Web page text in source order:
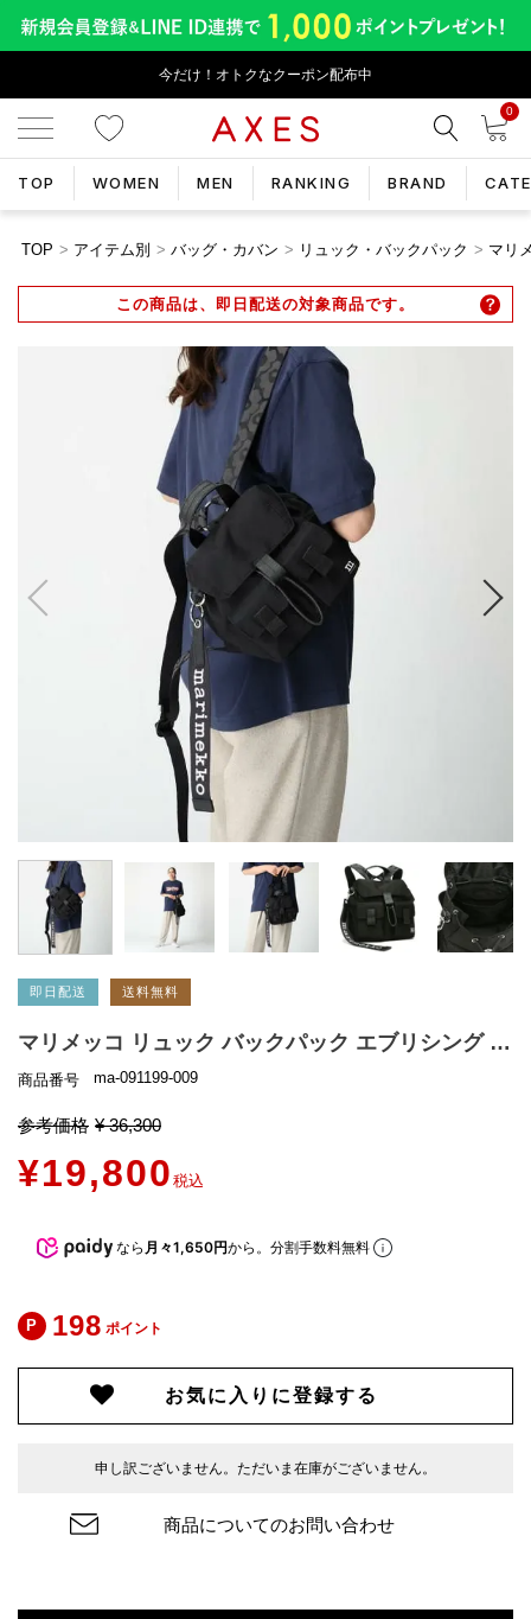
今だけ！オトクなクーポン配布中
0
TOP WOMEN MEN RANKING BRAND
TOP アイテム別 バッグ・カバン リュック・バックパック マリ
この商品は、即日配送の対象商品です。
即日配送 送料無料
マリメッコ リュック バックパック エブリシング UNIKKO ウニッコ ブラック レディース MARIMEKKO 091199 009
商品番号 ma-091199-009
参考価格 ¥ 36,300
¥19,800 税込
なら 月々1,650円から。分割手数料無料
198 ポイント
お気に入りに登録する
申し訳ございません。ただいま在庫がございません。
商品についてのお問い合わせ